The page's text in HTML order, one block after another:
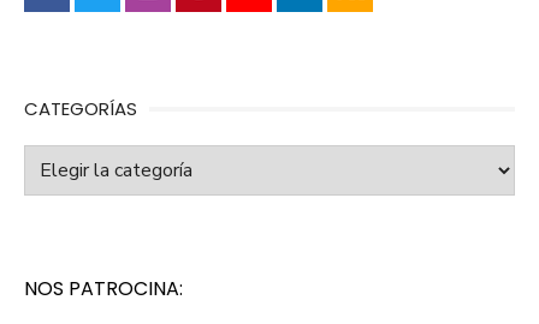
CATEGORÍAS
Categorías
NOS PATROCINA: